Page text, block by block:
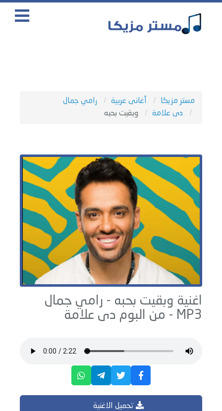
مستر مزيكا أغانى عربية
رامي جمال
دى علامة
وبقيت بحبه
اغنية وبقيت بحبه - رامي جمال
MP3 - من البوم
دى علامة
تحميل الاغنية